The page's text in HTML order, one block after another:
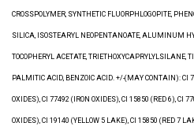
CROSSPOLYMER, SYNTHETIC FLUORPHLOGOPITE,
SILICA, ISOSTEARYL NEOPENTANOATE, ALUMINUM
TOCOPHERYL ACETATE, TRIETHOXYCAPRYLYLSILANE,
PALMITIC ACID, BENZOIC ACID. +/-(MAY CONTAIN): CI
OXIDES), CI 77492 (IRON OXIDES), CI 15850 (RED 6), CI
OXIDES), CI 19140 (YELLOW 5 LAKE), CI 15850 (RED 7